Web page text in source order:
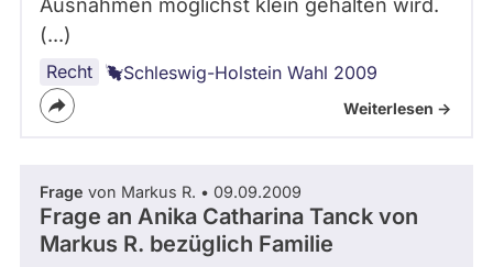
Ausnahmen möglichst klein gehalten wird.
(...)
Recht Schleswig-Holstein Wahl 2009
Weiterlesen ->
Frage von Markus R. • 09.09.2009
Frage an Anika Catharina Tanck von
Markus R. bezüglich Familie